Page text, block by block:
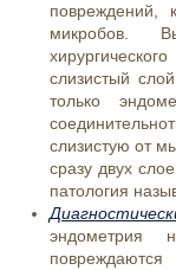
повреждений,
микробов.
слизистый
только
слизистую от
сразу двух
патология